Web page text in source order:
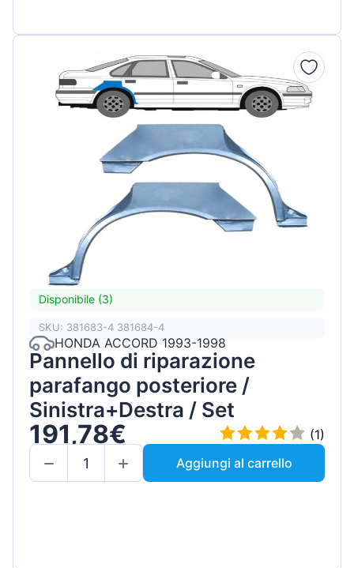
Disponibile (3)
SKU: 381683-4 381684-4
HONDA ACCORD 1993-1998
Pannello di riparazione
parafango posteriore /
Sinistra+Destra / Set
191,78€
(1)
Aggiungi al carrello